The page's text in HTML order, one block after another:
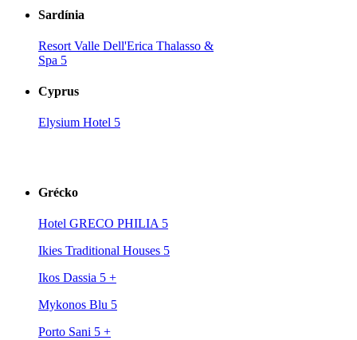
Sardínia
Resort Valle Dell'Erica Thalasso &
Spa 5
Cyprus
Elysium Hotel 5
Grécko
Hotel GRECO PHILIA 5
Ikies Traditional Houses 5
Ikos Dassia 5 +
Mykonos Blu 5
Porto Sani 5 +